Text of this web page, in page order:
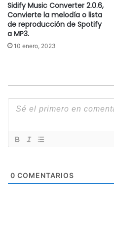
Sidify Music Converter 2.0.6,
Convierte la melodía o lista
de reproducción de Spotify
a MP3.
10 enero, 2023
0 COMENTARIOS